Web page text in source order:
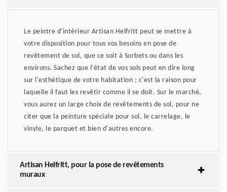
Le peintre d'intérieur Artisan Helfritt peut se mettre à
votre disposition pour tous vos besoins en pose de
revêtement de sol, que ce soit à Sorbets ou dans les
environs. Sachez que l'état de vos sols peut en dire long
sur l'esthétique de votre habitation ; c'est la raison pour
laquelle il faut les revêtir comme il se doit. Sur le marché,
vous aurez un large choix de revêtements de sol, pour ne
citer que la peinture spéciale pour sol, le carrelage, le
vinyle, le parquet et bien d'autres encore.
Artisan Helfritt, pour la pose de revêtements
muraux